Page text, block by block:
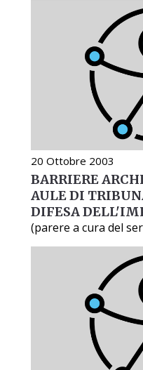
20 Ottobre 2003
BARRIERE
AULE DI
DIFESA
(parere a cura del